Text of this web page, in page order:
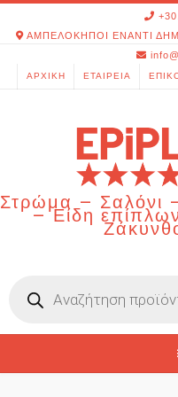
ΑΜΠΕΛΟΚΗΠΟΙ ΕΝΑΝΤΙ
ΑΡΧΙΚΉ ΕΤΑΙΡΕΊΑ
Στρώμα – Σαλόνι
– Είδη
search